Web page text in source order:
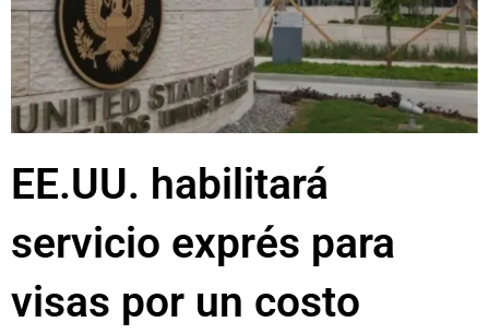
EE.UU. habilitará
servicio exprés para
visas por un costo